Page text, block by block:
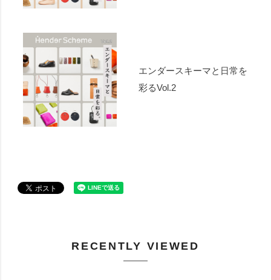
エンダースキーマと日常を
彩るVol.2
RECENTLY VIEWED